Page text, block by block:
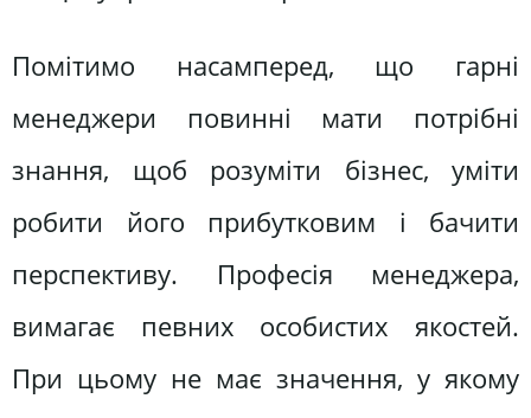
Помітимо насамперед, що гарні
менеджери повинні мати потрібні
знання, щоб розуміти бізнес, уміти
робити його прибутковим і бачити
перспективу. Професія менеджера,
вимагає певних особистих якостей.
При цьому не має значення, у якому